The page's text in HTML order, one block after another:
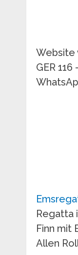
Website
GER
Regatta
Finn mit
Allen